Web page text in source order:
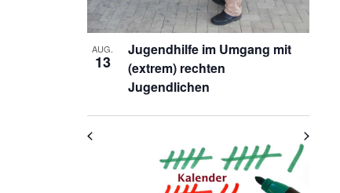
View
AUG.
13
Jugendhilfe im Umgang mit
(extrem) rechten
Jugendlichen